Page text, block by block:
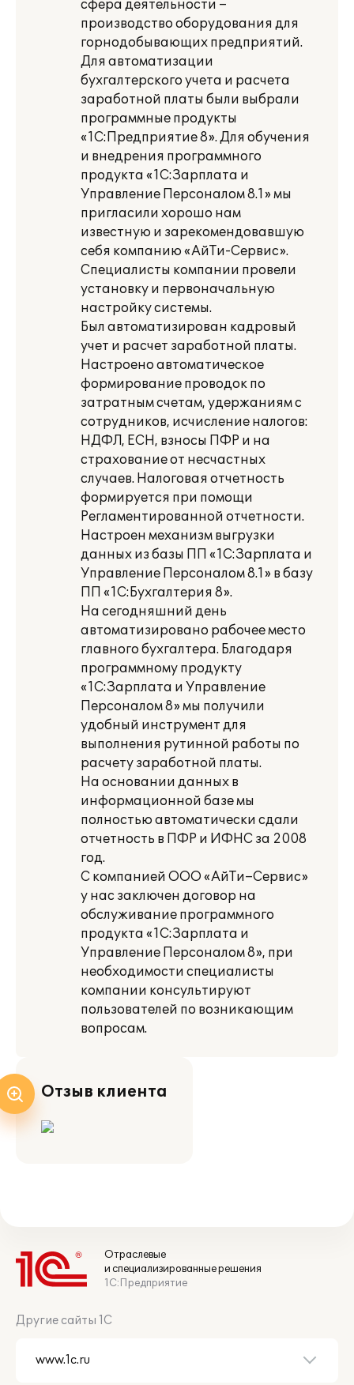
сфера деятельности –
производство оборудования для
горнодобывающих предприятий.
Для автоматизации
бухгалтерского учета и расчета
заработной платы были выбрали
программные продукты
«1С:Предприятие 8». Для обучения
и внедрения программного
продукта «1С:Зарплата и
Управление Персоналом 8.1» мы
пригласили хорошо нам
известную и зарекомендовавшую
себя компанию «АйТи-Сервис».
Специалисты компании провели
установку и первоначальную
настройку системы.
Был автоматизирован кадровый
учет и расчет заработной платы.
Настроено автоматическое
формирование проводок по
затратным счетам, удержаниям с
сотрудников, исчисление налогов:
НДФЛ, ЕСН, взносы ПФР и на
страхование от несчастных
случаев. Налоговая отчетность
формируется при помощи
Регламентированной отчетности.
Настроен механизм выгрузки
данных из базы ПП «1С:Зарплата и
Управление Персоналом 8.1» в базу
ПП «1С:Бухгалтерия 8».
На сегодняшний день
автоматизировано рабочее место
главного бухгалтера. Благодаря
программному продукту
«1С:Зарплата и Управление
Персоналом 8» мы получили
удобный инструмент для
выполнения рутинной работы по
расчету заработной платы.
На основании данных в
информационной базе мы
полностью автоматически сдали
отчетность в ПФР и ИФНС за 2008
год.
С компанией ООО «АйТи–Сервис»
у нас заключен договор на
обслуживание программного
продукта «1С:Зарплата и
Управление Персоналом 8», при
необходимости специалисты
компании консультируют
пользователей по возникающим
вопросам.
Отзыв клиента
Отраслевые
и специализированные решения
1С:Предприятие
Другие сайты 1С